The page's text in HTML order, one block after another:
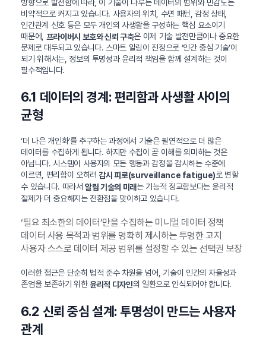
방향으로 발전함에 따라, 이 기술이 다루는 데이터의 범위와 민감도는
비약적으로 커지고 있습니다. 사용자의 위치, 수면 패턴, 감정 상태,
인간관계 신호 등은 모두 개인의 사생활을 구성하는 핵심 요소이기
때문에, 프라이버시 보호와 신뢰 구축은 이제 기술 발전만큼이나 중요한
문제로 대두되고 있습니다. 스마트 알림이 진정으로 ‘인간 중심 기술’이
되기 위해서는, 정보의 투명성과 윤리적 책임을 함께 설계하는 것이
필수적입니다.
6.1 데이터의 경계: 편리함과 사생활 사이의
균형
‘더 나은 개인화’를 추구하는 과정에서 기술은 필연적으로 더 많은
데이터를 수집하게 됩니다. 하지만 수집이 곧 이해를 의미하는 것은
아닙니다. 시스템이 사용자의 모든 행동과 감정을 감시하는 수준에
이르면, 편리함이 오히려감시 피로(surveillance fatigue)로 변할
수 있습니다. 따라서알림 기술의 미래는 기능적 정교함보다는 윤리적
절제가 더 중요해지는 전환점을 맞이하고 있습니다.
‘필요 최소한의 데이터’만을 수집하는 미니멀 데이터 정책
데이터 사용 목적과 범위를 명확히 제시하는 투명한 고지
사용자 스스로 데이터 제공 범위를 설정할 수 있는 선택권 보장
이러한 접근은 단순히 법적 준수 차원을 넘어, 기술이 인간의 자율성과
존엄을 보존하기 위한윤리적 디자인의 일환으로 인식되어야 합니다.
6.2 신뢰 중심 설계: 투명성이 만드는 사용자
관계